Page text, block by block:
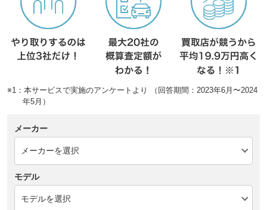
※1：本サービスで実施のアンケートより （回答期間：2023年6月〜2024
年5月）
メーカー
モデル